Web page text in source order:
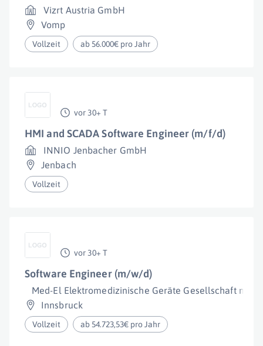
Vizrt Austria GmbH
Vomp
Vollzeit ab 56.000€ pro Jahr
vor 30+ T
HMI and SCADA Software Engineer (m/f/d)
INNIO Jenbacher GmbH
Jenbach
Vollzeit
vor 30+ T
Software Engineer (m/w/d)
Med-El Elektromedizinische Geräte Gesellschaft
Innsbruck
Vollzeit ab 54.723,53€ pro Jahr